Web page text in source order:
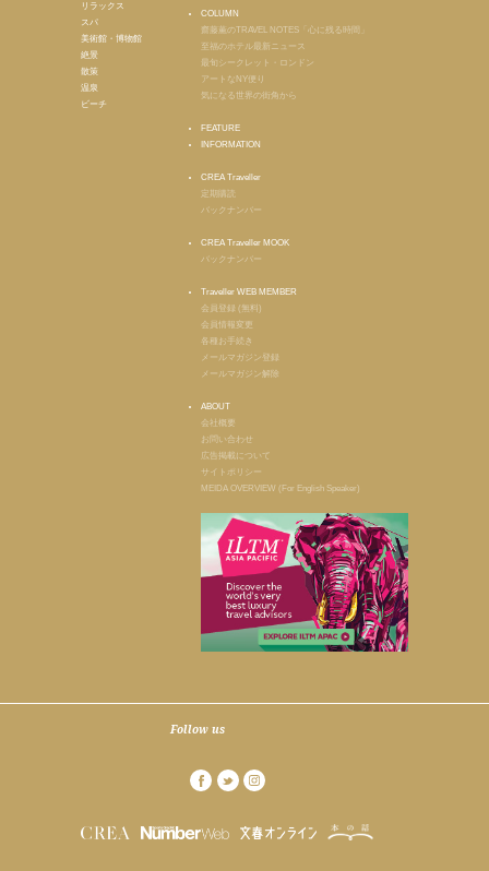
リラックス
スパ
美術館・博物館
絶景
散策
温泉
ビーチ
COLUMN
齋藤薫のTRAVEL NOTES「心に残る時間」
至福のホテル最新ニュース
最旬シークレット・ロンドン
アートなNY便り
気になる世界の街角から
FEATURE
INFORMATION
CREA Traveller
定期購読
バックナンバー
CREA Traveller MOOK
バックナンバー
Traveller WEB MEMBER
会員登録 (無料)
会員情報変更
各種お手続き
メールマガジン登録
メールマガジン解除
ABOUT
会社概要
お問い合わせ
広告掲載について
サイトポリシー
MEIDA OVERVIEW (For English Speaker)
Follow us